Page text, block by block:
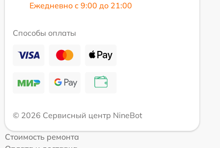
Ежедневно с 9:00 до 21:00
Способы оплаты
© 2026 Сервисный центр NineBot
Стоимость ремонта